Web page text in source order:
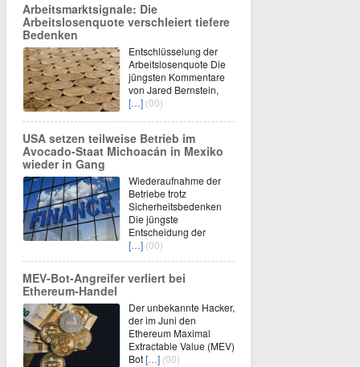
Arbeitsmarktsignale: Die
Arbeitslosenquote verschleiert tiefere
Bedenken
Entschlüsselung der
Arbeitslosenquote Die
jüngsten Kommentare
von Jared Bernstein,
[…] (00)
USA setzen teilweise Betrieb im
Avocado-Staat Michoacán in Mexiko
wieder in Gang
Wiederaufnahme der
Betriebe trotz
Sicherheitsbedenken
Die jüngste
Entscheidung der
[…] (00)
MEV-Bot-Angreifer verliert bei
Ethereum-Handel
Der unbekannte Hacker,
der im Juni den
Ethereum Maximal
Extractable Value (MEV)
Bot[…] (00)